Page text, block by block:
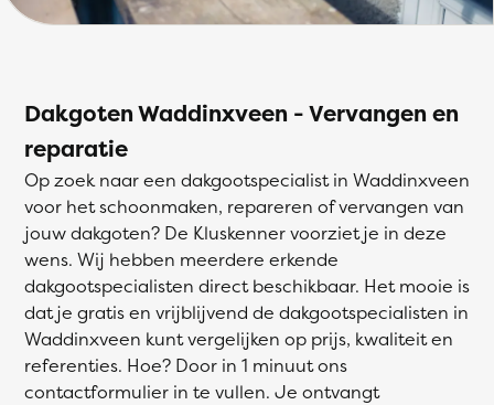
Dakgoten Waddinxveen - Vervangen en
reparatie
Op zoek naar een dakgootspecialist in Waddinxveen
voor het schoonmaken, repareren of vervangen van
jouw dakgoten? De Kluskenner voorziet je in deze
wens. Wij hebben meerdere erkende
dakgootspecialisten direct beschikbaar. Het mooie is
dat je gratis en vrijblijvend de dakgootspecialisten in
Waddinxveen kunt vergelijken op prijs, kwaliteit en
referenties. Hoe? Door in 1 minuut ons
contactformulier in te vullen. Je ontvangt